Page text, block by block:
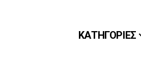
ΚΑΤΗΓΟΡΙΕΣ